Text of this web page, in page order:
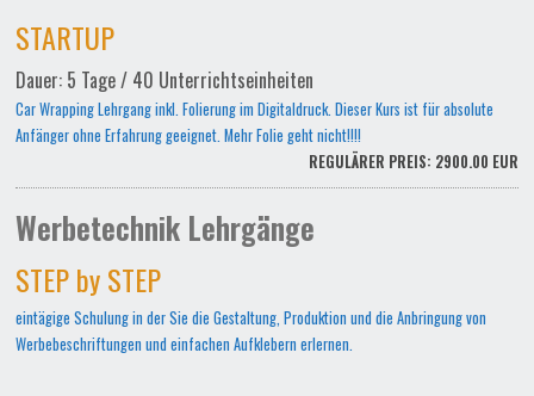
STARTUP
Dauer: 5 Tage / 40 Unterrichtseinheiten
Car Wrapping Lehrgang inkl. Folierung im Digitaldruck. Dieser Kurs ist für absolute
Anfänger ohne Erfahrung geeignet. Mehr Folie geht nicht!!!!
REGULÄRER PREIS: 2900.00 EUR
Werbetechnik Lehrgänge
STEP by STEP
eintägige Schulung in der Sie die Gestaltung, Produktion und die Anbringung von
Werbebeschriftungen und einfachen Aufklebern erlernen.